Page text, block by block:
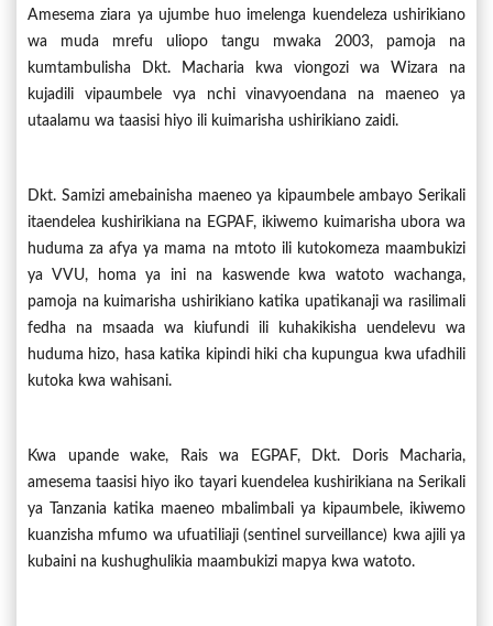
Amesema ziara ya ujumbe huo imelenga kuendeleza ushirikiano
wa muda mrefu uliopo tangu mwaka 2003, pamoja na
kumtambulisha Dkt. Macharia kwa viongozi wa Wizara na
kujadili vipaumbele vya nchi vinavyoendana na maeneo ya
utaalamu wa taasisi hiyo ili kuimarisha ushirikiano zaidi.
Dkt. Samizi amebainisha maeneo ya kipaumbele ambayo Serikali
itaendelea kushirikiana na EGPAF, ikiwemo kuimarisha ubora wa
huduma za afya ya mama na mtoto ili kutokomeza maambukizi
ya VVU, homa ya ini na kaswende kwa watoto wachanga,
pamoja na kuimarisha ushirikiano katika upatikanaji wa rasilimali
fedha na msaada wa kiufundi ili kuhakikisha uendelevu wa
huduma hizo, hasa katika kipindi hiki cha kupungua kwa ufadhili
kutoka kwa wahisani.
Kwa upande wake, Rais wa EGPAF, Dkt. Doris Macharia,
amesema taasisi hiyo iko tayari kuendelea kushirikiana na Serikali
ya Tanzania katika maeneo mbalimbali ya kipaumbele, ikiwemo
kuanzisha mfumo wa ufuatiliaji (sentinel surveillance) kwa ajili ya
kubaini na kushughulikia maambukizi mapya kwa watoto.